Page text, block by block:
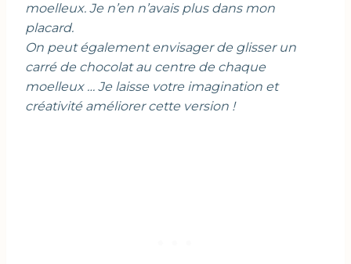
moelleux. Je n’en n’avais plus dans mon
placard.
On peut également envisager de glisser un
carré de chocolat au centre de chaque
moelleux … Je laisse votre imagination et
créativité améliorer cette version !